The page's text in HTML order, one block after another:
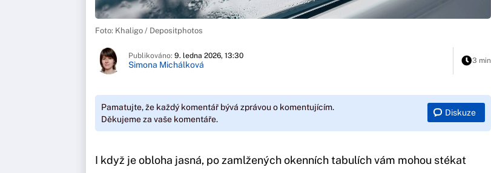
Foto: Khaligo / Depositphotos
Publikováno: 9. ledna 2026, 13:30
Simona Michálková 3 min
Pamatujte, že každý komentář bývá zprávou o komentujícím.
Děkujeme za vaše komentáře.
Diskuze
I když je obloha jasná, po zamlžených okenních tabulích vám mohou stékat